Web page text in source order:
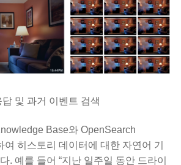
및 과거 이벤트 검색
Base와 OpenSearch
히스토리 데이터에 대한 자연어 기
. 예를 들어 “지난 일주일 동안 드라이